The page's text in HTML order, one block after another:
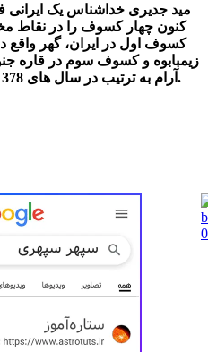
مید جدیری خداشناس یک
کنون چهار کسوف را در نقاط
کسوف اول در ایران، گهر واقع
زیمبابوه و کسوف سوم در قاره
آرام به ترتیب در سال های 1378، 1380 و 1382 و 1384 می باشند.